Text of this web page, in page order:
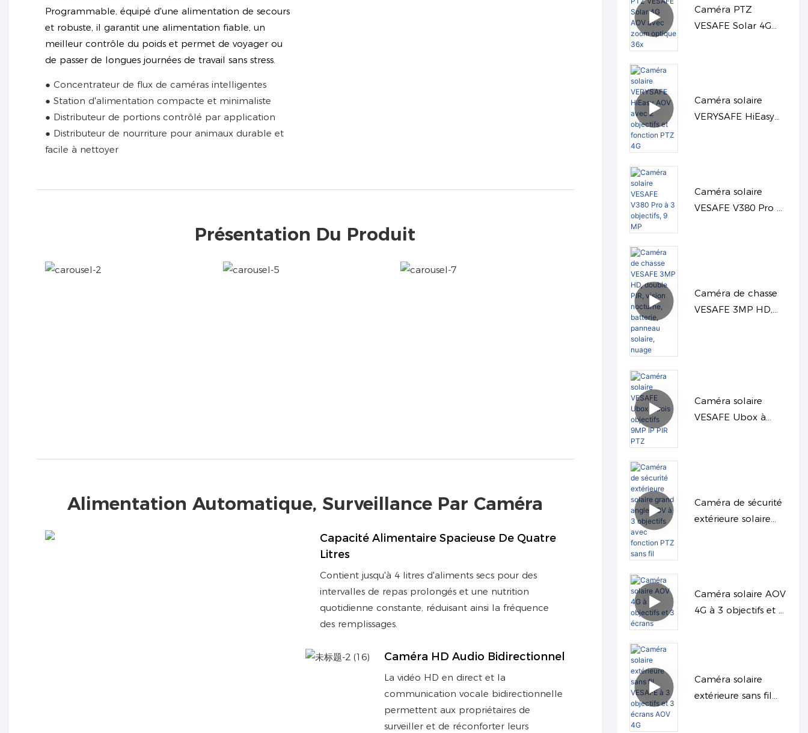
Programmable, équipé d'une alimentation de secours
et robuste, il garantit une alimentation fiable, un
meilleur contrôle du poids et permet de voyager ou
de passer de longues journées de travail sans stress.
● Concentrateur de flux de caméras intelligentes
● Station d'alimentation compacte et minimaliste
● Distributeur de portions contrôlé par application
● Distributeur de nourriture pour animaux durable et
facile à nettoyer
Présentation Du Produit
Alimentation Automatique, Surveillance Par Caméra
Capacité Alimentaire Spacieuse De Quatre
Litres
Contient jusqu'à 4 litres d'aliments secs pour des
intervalles de repas prolongés et une nutrition
quotidienne constante, réduisant ainsi la fréquence
des remplissages.
Caméra HD Audio Bidirectionnel
La vidéo HD en direct et la
communication vocale bidirectionnelle
permettent aux propriétaires de
surveiller et de réconforter leurs
Caméra PTZ
VESAFE Solar 4G
Caméra solaire
VERYSAFE HiEasy
Caméra solaire
VESAFE V380 Pro à
Caméra de chasse
VESAFE 3MP HD,
Caméra solaire
VESAFE Ubox à
Caméra de sécurité
extérieure solaire
Caméra solaire AOV
4G à 3 objectifs et 3
Caméra solaire
extérieure sans fil